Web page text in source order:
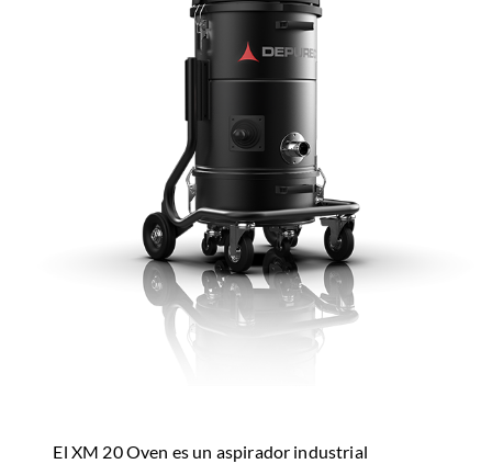
El XM 20 Oven es un aspirador industrial